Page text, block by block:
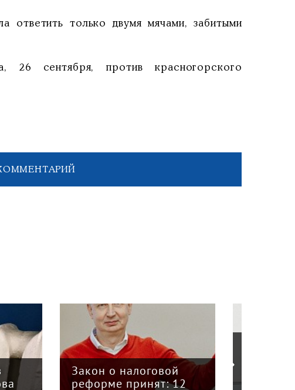
ответить только двумя мячами, забитыми
26 сентября, против красногорского
12
«Кризис в кузове»:
интервью с
председателем Союза
грузоперевозчиков